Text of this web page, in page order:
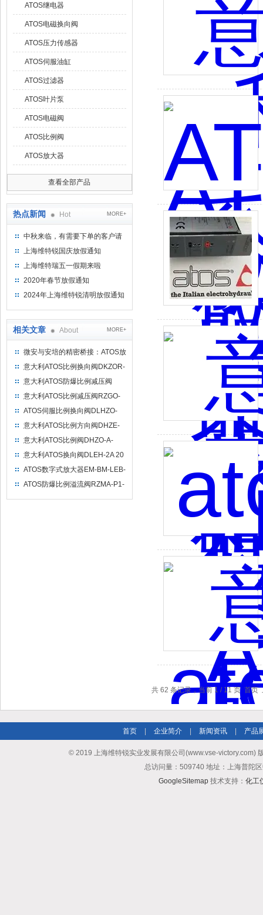
ATOS继电器
ATOS电磁换向阀
ATOS压力传感器
ATOS伺服油缸
ATOS过滤器
ATOS叶片泵
ATOS电磁阀
ATOS比例阀
ATOS放大器
查看全部产品
热点新闻 Hot MORE+
中秋来临，有需要下单的客户请
提前下单
上海维特锐国庆放假通知
上海维特瑞五一假期来啦
2020年春节放假通知
2024年上海维特锐清明放假通知
相关文章 About MORE+
微安与安培的精密桥接：ATOS放
大器在电液比例控制中的信号放
意大利ATOS比例换向阀DKZOR-
AE-171-S5 10现货有售
意大利ATOS防爆比例减压阀
RZGA-A-010/32/M24 24阀体结
意大利ATOS比例减压阀RZGO-
A-033/100 31现货直供
ATOS伺服比例换向阀DLHZO-
TEB-SN-NP-060-L71/I 10阀体结
意大利ATOS比例方向阀DHZE-
A-073-S3 10现货直供
意大利ATOS比例阀DHZO-A-
073-L5 20 /PE选型依据及主要特
意大利ATOS换向阀DLEH-2A 20
产品规格特点介绍
ATOS数字式放大器EM-BM-LEB-
N-NP-01H/A 20 /DL16A选型介
ATOS防爆比例溢流阀RZMA-P1-
共 62 条记录，当前 1 / 11 页 首
首页 企业简介 新闻资讯 产品
© 2019 上海维特锐实业发展有限公司(www.vse-victory.com)
总访问量：509740 地址：上海普陀
GoogleSitemap 技术支持： 化工